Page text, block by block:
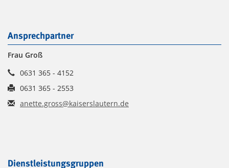
Ansprechpartner
Frau Groß
0631 365 - 4152
0631 365 - 2553
anette.gross@kaiserslautern.de
Dienstleistungsgruppen